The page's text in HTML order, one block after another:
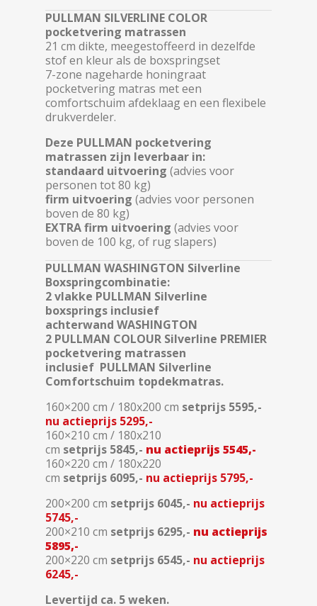
PULLMAN SILVERLINE COLOR
pocketvering matrassen
21 cm dikte, meegestoffeerd in dezelfde
stof en kleur als de boxspringset
7-zone nageharde honingraat
pocketvering matras met een
comfortschuim afdeklaag en een flexibele
drukverdeler.
Deze PULLMAN pocketvering
matrassen zijn leverbaar in:
standaard uitvoering (advies voor
personen tot 80 kg)
firm uitvoering (advies voor personen
boven de 80 kg)
EXTRA firm uitvoering (advies voor
boven de 100 kg, of rug slapers)
PULLMAN WASHINGTON Silverline
Boxspringcombinatie:
2 vlakke PULLMAN Silverline
boxsprings inclusief
achterwand WASHINGTON
2 PULLMAN COLOUR Silverline PREMIER
pocketvering matrassen
inclusief PULLMAN Silverline
Comfortschuim topdekmatras.
160×200 cm / 180x200 cm setprijs 5595,-
nu actieprijs 5295,-
160×210 cm / 180x210
cm setprijs 5845,- nu actieprijs 5545,-
160×220 cm / 180x220
cm setprijs 6095,- nu actieprijs 5795,-
200×200 cm setprijs 6045,- nu actieprijs
5745,-
200×210 cm setprijs 6295,- nu actieprijs
5895,-
200×220 cm setprijs 6545,- nu actieprijs
6245,-
Levertijd ca. 5 weken.